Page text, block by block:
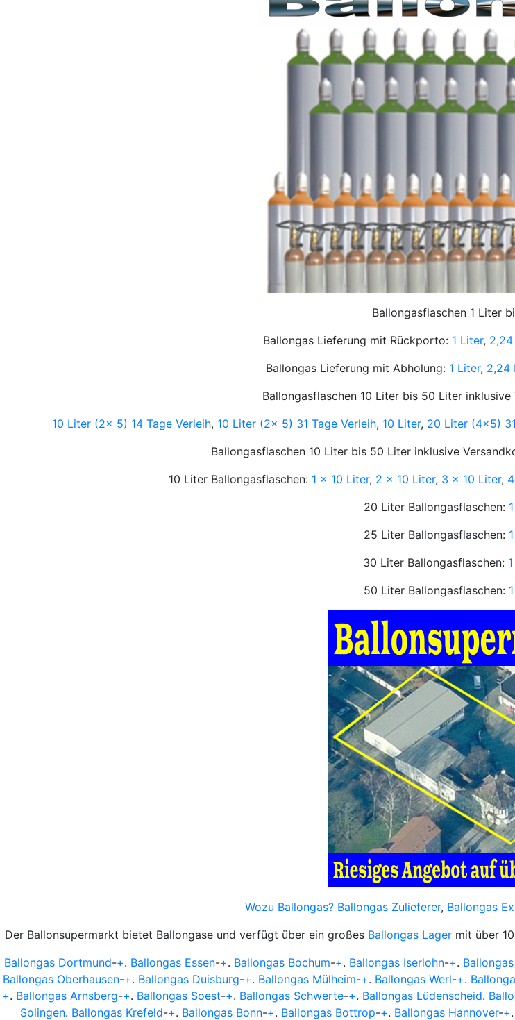
Ballongasflaschen 1 Liter
Ballongas Lieferung mit Rückporto: 1 Liter,
Ballongas Lieferung mit Abholung: 1 Liter, 2,24
Ballongasflaschen 10 Liter bis 50 Liter
10 Liter (2x 5) 14 Tage Verleih, 10 Liter (2x 5) 31 Tage Verleih, 10 Liter, 20 Liter (4x5)
Ballongasflaschen 10 Liter bis 50 Liter inklusive
10 Liter Ballongasflaschen: 1 x 10 Liter, 2 x 10 Liter, 3 x 10 Liter,
20 Liter Ballongasflaschen:
25 Liter Ballongasflaschen:
30 Liter Ballongasflaschen:
50 Liter Ballongasflaschen:
Wozu Ballongas? Ballongas Zulieferer, Ballongas
Der Ballonsupermarkt bietet Ballongase und verfügt über ein großes Ballongas Lagermit über
Ballongas Dortmund-+. Ballongas Essen-+. Ballongas Bochum-+. Ballongas Iserlohn-+.
Ballongas Oberhausen-+. Ballongas Duisburg-+. Ballongas Mülheim-+. Ballongas Werl-+.
+. Ballongas Arnsberg-+. Ballongas Soest-+. Ballongas Schwerte-+. Ballongas Lüdenscheid.
Solingen. Ballongas Krefeld-+. Ballongas Bonn-+. Ballongas Bottrop-+. Ballongas Hannover-+.